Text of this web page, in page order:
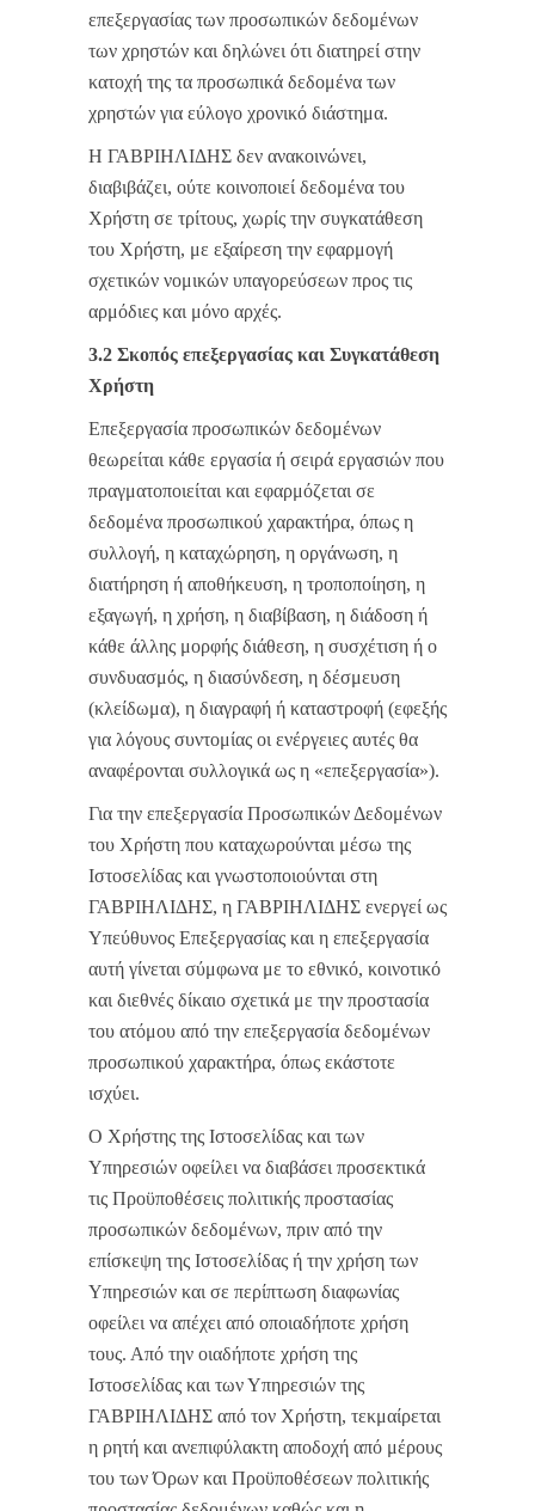
επεξεργασίας των προσωπικών δεδομένων
των χρηστών και δηλώνει ότι διατηρεί στην
κατοχή της τα προσωπικά δεδομένα των
χρηστών για εύλογο χρονικό διάστημα.
Η ΓΑΒΡΙΗΛΙΔΗΣ δεν ανακοινώνει,
διαβιβάζει, ούτε κοινοποιεί δεδομένα του
Χρήστη σε τρίτους, χωρίς την συγκατάθεση
του Χρήστη, με εξαίρεση την εφαρμογή
σχετικών νομικών υπαγορεύσεων προς τις
αρμόδιες και μόνο αρχές.
3.2 Σκοπός επεξεργασίας και Συγκατάθεση
Χρήστη
Επεξεργασία προσωπικών δεδομένων
θεωρείται κάθε εργασία ή σειρά εργασιών που
πραγματοποιείται και εφαρμόζεται σε
δεδομένα προσωπικού χαρακτήρα, όπως η
συλλογή, η καταχώρηση, η οργάνωση, η
διατήρηση ή αποθήκευση, η τροποποίηση, η
εξαγωγή, η χρήση, η διαβίβαση, η διάδοση ή
κάθε άλλης μορφής διάθεση, η συσχέτιση ή ο
συνδυασμός, η διασύνδεση, η δέσμευση
(κλείδωμα), η διαγραφή ή καταστροφή (εφεξής
για λόγους συντομίας οι ενέργειες αυτές θα
αναφέρονται συλλογικά ως η «επεξεργασία»).
Για την επεξεργασία Προσωπικών Δεδομένων
του Χρήστη που καταχωρούνται μέσω της
Ιστοσελίδας και γνωστοποιούνται στη
ΓΑΒΡΙΗΛΙΔΗΣ, η ΓΑΒΡΙΗΛΙΔΗΣ ενεργεί ως
Υπεύθυνος Επεξεργασίας και η επεξεργασία
αυτή γίνεται σύμφωνα με το εθνικό, κοινοτικό
και διεθνές δίκαιο σχετικά με την προστασία
του ατόμου από την επεξεργασία δεδομένων
προσωπικού χαρακτήρα, όπως εκάστοτε
ισχύει.
Ο Χρήστης της Ιστοσελίδας και των
Υπηρεσιών οφείλει να διαβάσει προσεκτικά
τις Προϋποθέσεις πολιτικής προστασίας
προσωπικών δεδομένων, πριν από την
επίσκεψη της Ιστοσελίδας ή την χρήση των
Υπηρεσιών και σε περίπτωση διαφωνίας
οφείλει να απέχει από οποιαδήποτε χρήση
τους. Από την οιαδήποτε χρήση της
Ιστοσελίδας και των Υπηρεσιών της
ΓΑΒΡΙΗΛΙΔΗΣ από τον Χρήστη, τεκμαίρεται
η ρητή και ανεπιφύλακτη αποδοχή από μέρους
του των Όρων και Προϋποθέσεων πολιτικής